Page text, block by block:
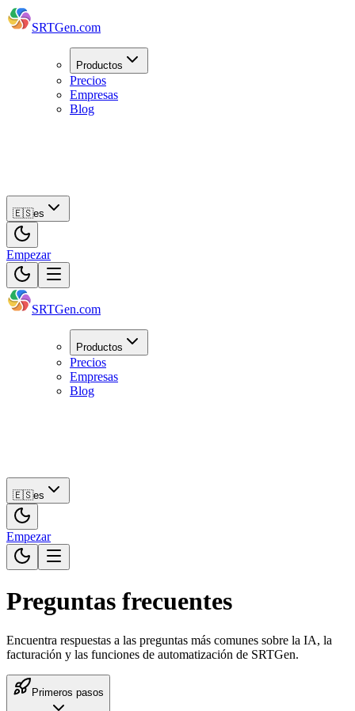
SRTGen.com
Productos
Precios
Empresas
Blog
🇪🇸es
Empezar
SRTGen.com
Productos
Precios
Empresas
Blog
🇪🇸es
Empezar
Preguntas frecuentes
Encuentra respuestas a las preguntas más comunes sobre la IA, la
facturación y las funciones de automatización de SRTGen.
Primeros pasos